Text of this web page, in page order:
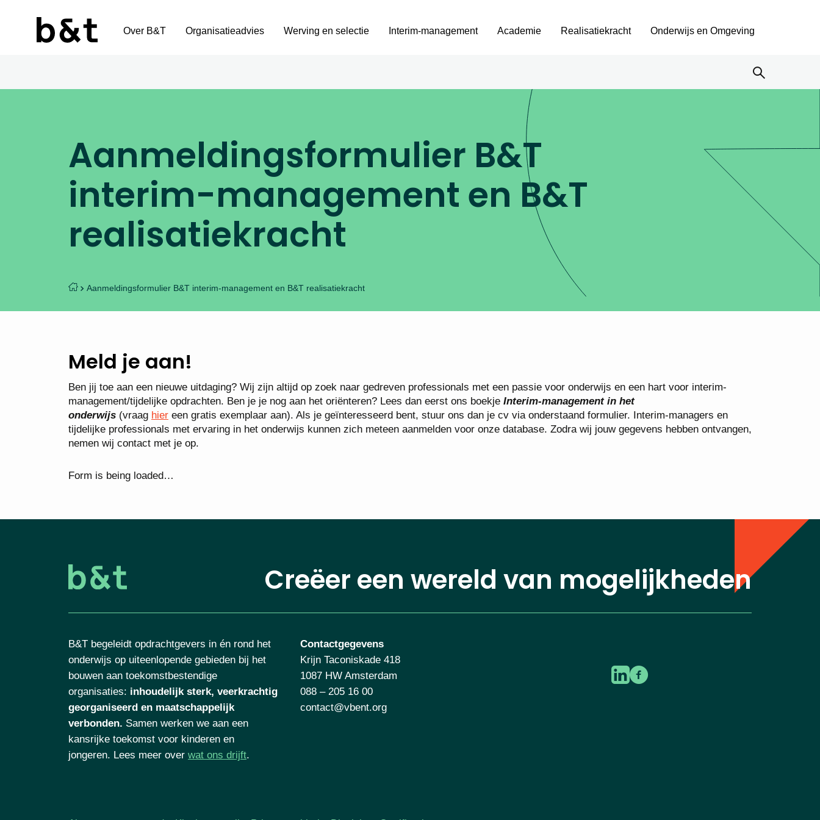
Over B&T Organisatieadvies Werving en selectie Interim-management Academie Realisatiekracht Onderwijs en Omgeving
Aanmeldingsformulier B&T
interim-management en B&T
realisatiekracht
Aanmeldingsformulier B&T interim-management en B&T realisatiekracht
Meld je aan!
Ben jij toe aan een nieuwe uitdaging? Wij zijn altijd op zoek naar gedreven professionals met een passie voor onderwijs en een hart voor interim-
management/tijdelijke opdrachten. Ben je je nog aan het oriënteren? Lees dan eerst ons boekje Interim-management in het
onderwijs (vraag hier een gratis exemplaar aan). Als je geïnteresseerd bent, stuur ons dan je cv via onderstaand formulier. Interim-managers en
tijdelijke professionals met ervaring in het onderwijs kunnen zich meteen aanmelden voor onze database. Zodra wij jouw gegevens hebben ontvangen,
nemen wij contact met je op.
Form is being loaded…
Creëer een wereld van mogelijkheden
B&T begeleidt opdrachtgevers in én rond het
onderwijs op uiteenlopende gebieden bij het
bouwen aan toekomstbestendige
organisaties: inhoudelijk sterk, veerkrachtig
georganiseerd en maatschappelijk
verbonden. Samen werken we aan een
kansrijke toekomst voor kinderen en
jongeren. Lees meer over wat ons drijft.
Contactgegevens
Krijn Taconiskade 418
1087 HW Amsterdam
088 – 205 16 00
contact@vbent.org